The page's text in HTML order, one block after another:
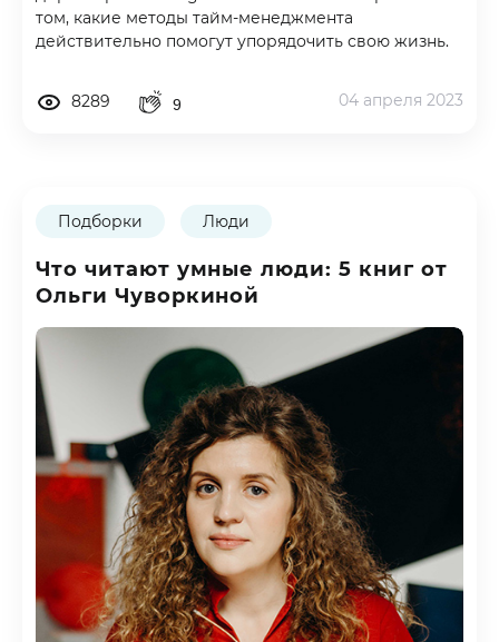
том, какие методы тайм-менеджмента
действительно помогут упорядочить свою жизнь.
8289 9 04 апреля 2023
Подборки Люди
Что читают умные люди: 5 книг от
Ольги Чуворкиной